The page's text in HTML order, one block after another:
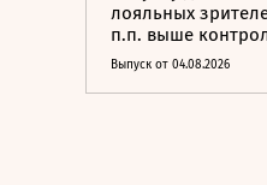
лояльных
п.п. выше
Выпуск от 04.08.2026